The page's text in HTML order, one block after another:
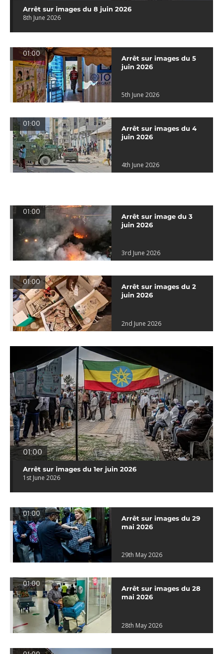
Arrêt sur images du 8 juin 2026
8th June 2026
01:00
Arrêt sur images du 5
juin 2026
5th June 2026
01:00
Arrêt sur images du 4
juin 2026
4th June 2026
01:00
Arrêt sur image du 3
juin 2026
3rd June 2026
01:00
Arrêt sur images du 2
juin 2026
2nd June 2026
01:00
Arrêt sur images du 1er juin 2026
1st June 2026
01:00
Arrêt sur images du 29
mai 2026
29th May 2026
01:00
Arrêt sur images du 28
mai 2026
28th May 2026